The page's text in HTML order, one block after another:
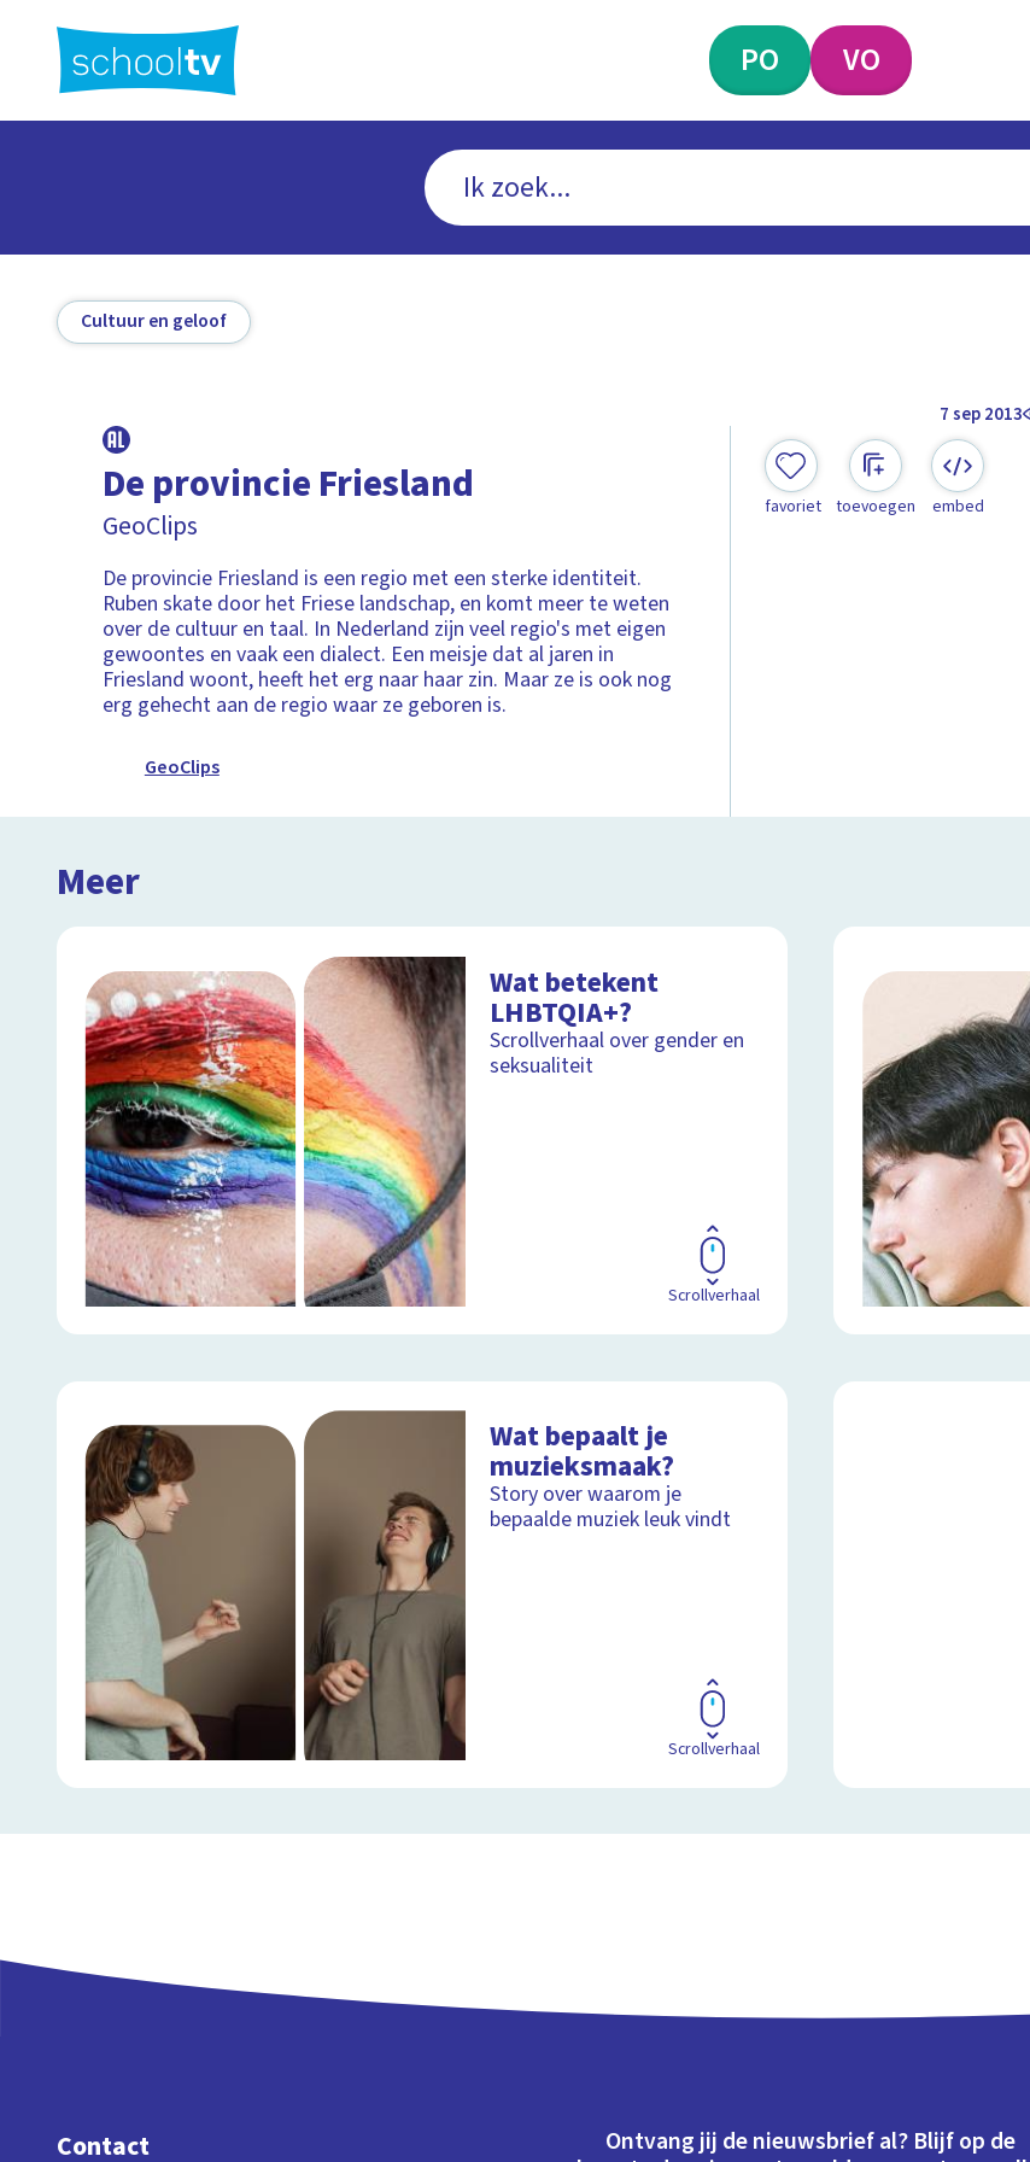
hoofdinhoud
PO VO
Cultuur en geloof
7 sep 2013
De provincie Friesland
GeoClips
De provincie Friesland is een regio met een sterke identiteit.
Ruben skate door het Friese landschap, en komt meer te weten
over de cultuur en taal. In Nederland zijn veel regio's met eigen
gewoontes en vaak een dialect. Een meisje dat al jaren in
Friesland woont, heeft het erg naar haar zin. Maar ze is ook nog
erg gehecht aan de regio waar ze geboren is.
GeoClips
favoriet toevoegen embed
Meer
Wat betekent
LHBTQIA+?
Scrollverhaal over gender en
seksualiteit
Scrollverhaal
Wat bepaalt je
muzieksmaak?
Story over waarom je
bepaalde muziek leuk vindt
Scrollverhaal
Contact
Ontvang jij de nieuwsbrief al? Blijf op de